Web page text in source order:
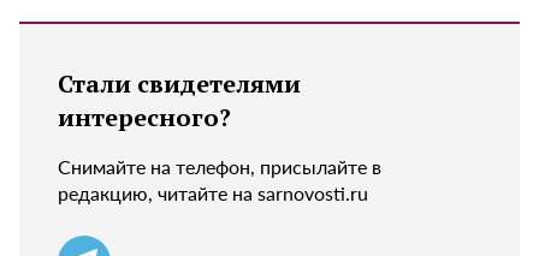
Стали свидетелями
интересного?
Снимайте на телефон, присылайте в
редакцию, читайте на sarnovosti.ru